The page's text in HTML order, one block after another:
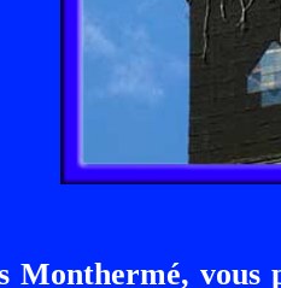
Monthermé, vous